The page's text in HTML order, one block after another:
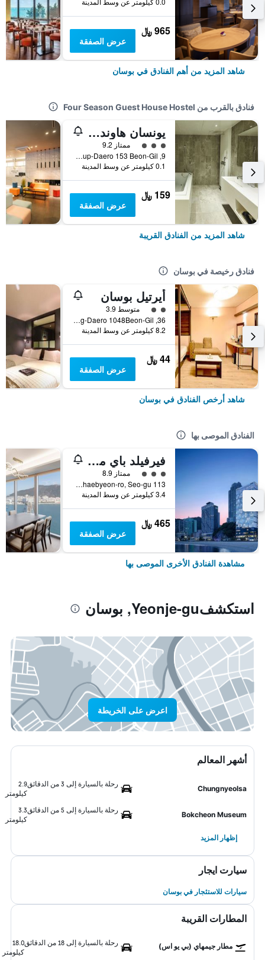
965 ﷼
عرض الصفقة
شاهد المزيد من أهم الفنادق في بوسان
فنادق بالقرب من Four Season Guest House Hostel
يونسان هاوند هوتل
تقييم فئة 3ممتاز 9.2
9, World Cup-Daero 153 Beon-Gil, بوسان, كوريا الجنوبية
0.1 كيلومتر عن وسط المدينة
159 ﷼
عرض الصفقة
شاهد المزيد من الفنادق القريبة
فنادق رخيصة في بوسان
أيرتيل بوسان
تقييم فئة 2متوسط 3.9
36, Nakdong-Daero 1048Beon-Gil, بوسان, كوريا الجنوبية
8.2 كيلومتر عن وسط المدينة
44 ﷼
عرض الصفقة
شاهد أرخص الفنادق في بوسان
الفنادق الموصى بها
فيرفيلد باي ماريوت بوسان سونجدو بيتش
تقييم فئة 3ممتاز 8.9
113 Songdohaebyeon-ro, Seo-gu, بوسان, كوريا الجنوبية
3.4 كيلومتر عن وسط المدينة
465 ﷼
عرض الصفقة
مشاهدة الفنادق الأخرى الموصى بها
استكشفYeonje-gu, بوسان
اعرض على الخريطة
أشهر المعالم
Chungnyeolsa
رحلة بالسيارة إلى 3 من الدقائق
2.9
كيلومتر
Bokcheon Museum
رحلة بالسيارة إلى 5 من الدقائق
3.3
كيلومتر
إظهار المزيد
سيارت ايجار
سيارات للاستئجار في بوسان
المطارات القريبة
مطار جيمهاي (بي يو اس) رحلة بالسيارة إلى 18 من الدقائق
18.0
كيلومتر